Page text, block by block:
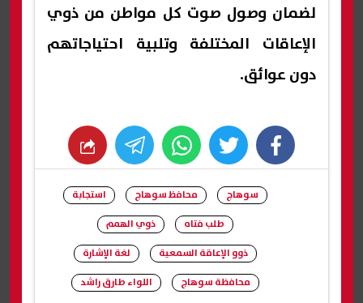
لضمان وصول صوت كل مواطن من ذوي
الإعاقات المختلفة وتلبية احتياجاتهم
دون عوائق.
facebook
twitter
whats
سوهاج محافظ سوهاج
استجابة
طلب فتاه
ذوي الهمم
ذوو الإعاقة السمعية
لغة الإشارة
محافظة سوهاج
اللواء طارق راشد